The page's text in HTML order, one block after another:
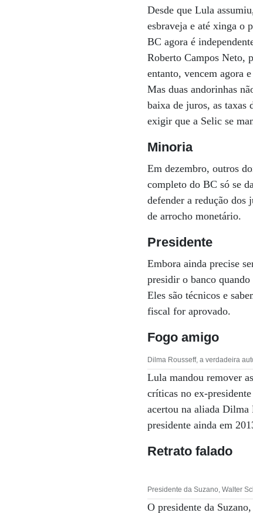
Desde que Lula
esbraveja e até xinga o
BC agora é
Roberto Campos Neto,
entanto, vencem agora
Mas duas andorinhas
baixa de juros, as taxas
exigir que a Selic se
Minoria
Em dezembro, outros
completo do BC só se
defender a redução dos
de arrocho monetário.
Presidente
Embora ainda precise
presidir o banco
Eles são técnicos e
fiscal for aprovado.
Fogo amigo
Dilma Rousseff, a verdadeira
Lula mandou remover
críticas no ex-
acertou na aliada Dilma
presidente ainda em
Retrato falado
Presidente da Suzano, Walter
O presidente da